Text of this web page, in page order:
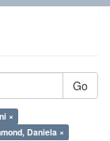
Go
×
Daniela ×